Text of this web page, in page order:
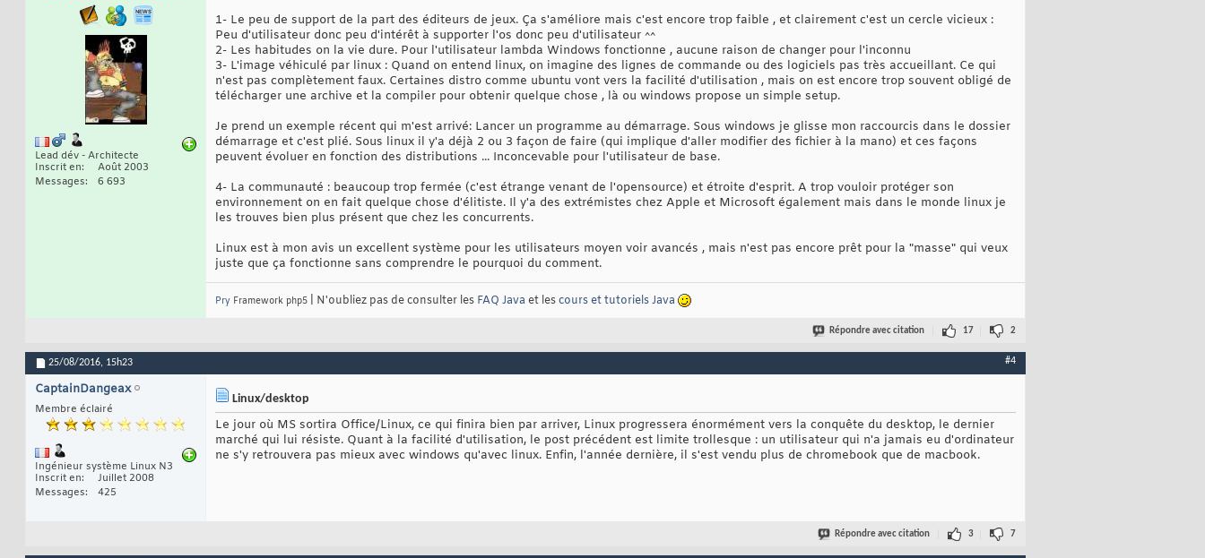
Lead dév - Architecte
Inscrit en
Août 2003
Messages
6 693
1- Le peu de support de la part des éditeurs de jeux. Ça s'améliore mais c'est encore trop faible , et clairement c'est un cercle vicieux :
Peu d'utilisateur donc peu d'intérêt à supporter l'os donc peu d'utilisateur ^^
2- Les habitudes on la vie dure. Pour l'utilisateur lambda Windows fonctionne , aucune raison de changer pour l'inconnu
3- L'image véhiculé par linux : Quand on entend linux, on imagine des lignes de commande ou des logiciels pas très accueillant. Ce qui
n'est pas complètement faux. Certaines distro comme ubuntu vont vers la facilité d'utilisation , mais on est encore trop souvent obligé de
télécharger une archive et la compiler pour obtenir quelque chose , là ou windows propose un simple setup.
Je prend un exemple récent qui m'est arrivé: Lancer un programme au démarrage. Sous windows je glisse mon raccourcis dans le dossier
démarrage et c'est plié. Sous linux il y'a déjà 2 ou 3 façon de faire (qui implique d'aller modifier des fichier à la mano) et ces façons
peuvent évoluer en fonction des distributions ... Inconcevable pour l'utilisateur de base.
4- La communauté : beaucoup trop fermée (c'est étrange venant de l'opensource) et étroite d'esprit. A trop vouloir protéger son
environnement on en fait quelque chose d'élitiste. Il y'a des extrémistes chez Apple et Microsoft également mais dans le monde linux je
les trouves bien plus présent que chez les concurrents.
Linux est à mon avis un excellent système pour les utilisateurs moyen voir avancés , mais n'est pas encore prêt pour la "masse" qui veux
juste que ça fonctionne sans comprendre le pourquoi du comment.
Pry Framework php5 | N'oubliez pas de consulter les FAQ Java et lescours et tutoriels Java
Répondre avec citation 17 2
25/08/2016, 15h23 #4
CaptainDangeax
Membre éclairé
Ingénieur système Linux N3
Inscrit en
Juillet 2008
Messages
425
Linux/desktop
Le jour où MS sortira Office/Linux, ce qui finira bien par arriver, Linux progressera énormément vers la conquête du desktop, le dernier
marché qui lui résiste. Quant à la facilité d'utilisation, le post précédent est limite trollesque : un utilisateur qui n'a jamais eu d'ordinateur
ne s'y retrouvera pas mieux avec windows qu'avec linux. Enfin, l'année dernière, il s'est vendu plus de chromebook que de macbook.
Répondre avec citation 3 7